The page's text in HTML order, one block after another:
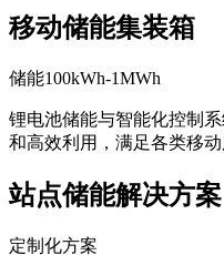
移动储能集装箱
储能100kWh-1MWh
锂电池储能与智能化控制
和高效利用，满足各类移动
站点储能解决方案
定制化方案